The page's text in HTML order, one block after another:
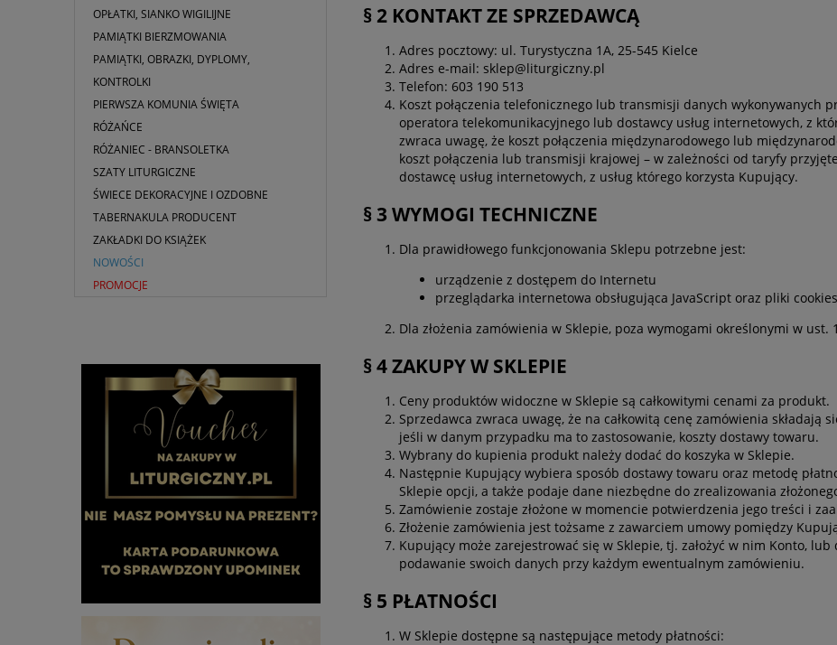
OPŁATKI, SIANKO WIGILIJNE
PAMIĄTKI BIERZMOWANIA
PAMIĄTKI, OBRAZKI, DYPLOMY,
KONTROLKI
PIERWSZA KOMUNIA ŚWIĘTA
RÓŻAŃCE
RÓŻANIEC - BRANSOLETKA
SZATY LITURGICZNE
ŚWIECE DEKORACYJNE I OZDOBNE
TABERNAKULA PRODUCENT
ZAKŁADKI DO KSIĄŻEK
NOWOŚCI
PROMOCJE
§ 2 KONTAKT ZE SPRZEDAWCĄ
Adres pocztowy: ul. Turystyczna 1A, 25-545 Kielce
Adres e-mail: sklep@liturgiczny.pl
Telefon: 603 190 513
Koszt połączenia telefonicznego lub transmisji danych wykonywanych
operatora telekomunikacyjnego lub dostawcy usług internetowych, z
zwraca uwagę, że koszt połączenia międzynarodowego lub
koszt połączenia lub transmisji krajowej – w zależności od taryfy
dostawcę usług internetowych, z usług którego korzysta Kupujący.
§ 3 WYMOGI TECHNICZNE
Dla prawidłowego funkcjonowania Sklepu potrzebne jest:
urządzenie z dostępem do Internetu
przeglądarka internetowa obsługująca JavaScript oraz pliki
Dla złożenia zamówienia w Sklepie, poza wymogami określonymi w
§ 4 ZAKUPY W SKLEPIE
Ceny produktów widoczne w Sklepie są całkowitymi cenami za produkt.
Sprzedawca zwraca uwagę, że na całkowitą cenę zamówienia składają
jeśli w danym przypadku ma to zastosowanie, koszty dostawy towaru.
Wybrany do kupienia produkt należy dodać do koszyka w Sklepie.
Następnie Kupujący wybiera sposób dostawy towaru oraz metodę
Sklepie opcji, a także podaje dane niezbędne do zrealizowania
Zamówienie zostaje złożone w momencie potwierdzenia jego treści i
Złożenie zamówienia jest tożsame z zawarciem umowy pomiędzy
Kupujący może zarejestrować się w Sklepie, tj. założyć w nim Konto,
podawanie swoich danych przy każdym ewentualnym zamówieniu.
§ 5 PŁATNOŚCI
W Sklepie dostępne są następujące metody płatności: